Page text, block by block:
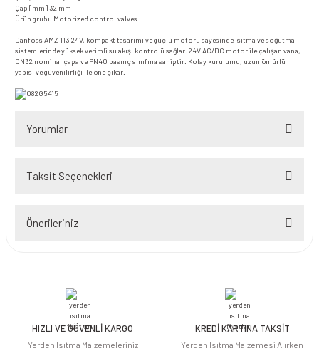
Çap [mm] 32 mm
Ürün grubu Motorized control valves
Danfoss AMZ 113 24V, kompakt tasarımı ve güçlü motoru sayesinde ısıtma ve soğutma
sistemlerinde yüksek verimli su akışı kontrolü sağlar. 24V AC/DC motor ile çalışan vana,
DN32 nominal çapa ve PN40 basınç sınıfına sahiptir. Kolay kurulumu, uzun ömürlü
yapısı ve güvenilirliği ile öne çıkar.
Yorumlar
Taksit Seçenekleri
Önerileriniz
iletebilirsiniz.
Görüş ve önerileriniz için teşekkür ederiz.
HIZLI VE GÜVENLİ KARGO
Yerden Isıtma Malzemeleriniz
KREDİ KARTINA TAKSİT
Yerden Isıtma Malzemesi Alırken